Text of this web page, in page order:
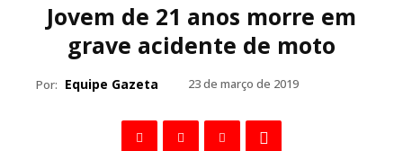
Jovem de 21 anos morre em
grave acidente de moto
Por: Equipe Gazeta 23 de março de 2019